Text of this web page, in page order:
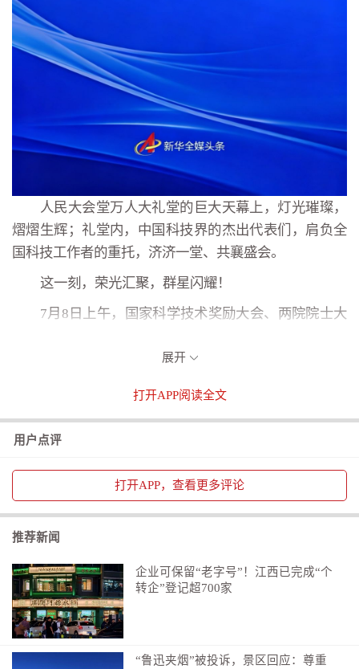
人民大会堂万人大礼堂的巨大天幕上，灯光璀璨，
熠熠生辉；礼堂内，中国科技界的杰出代表们，肩负全
国科技工作者的重托，济济一堂、共襄盛会。
这一刻，荣光汇聚，群星闪耀！
7月8日上午，国家科学技术奖励大会、两院院士大
总书记出席大会，为国家最高科学技术奖获得者等颁奖
新华社记者 申宏 摄
展开
打开APP阅读全文
用户点评
打开APP，查看更多评论
推荐新闻
企业可保留“老字号”！江西已完成“个
转企”登记超700家
“鲁迅夹烟”被投诉，景区回应：尊重